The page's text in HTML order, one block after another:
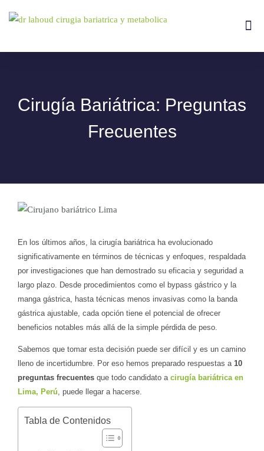
Cirugía Bariátrica: Preguntas
Frecuentes
En los últimos años, la cirugía bariátrica ha evolucionado
significativamente en términos de técnicas y enfoques, respaldada
por investigaciones que han demostrado su eficacia y seguridad a
largo plazo. Desde procedimientos como el bypass gástrico y la
manga gástrica, hasta técnicas menos invasivas como la banda
gástrica ajustable, cada opción tiene el potencial de ofrecer
beneficios notables más allá de la simple pérdida de peso.
Sabemos que tomar esta decisión puede ser difícil y es un camino
lleno de incertidumbre. Por eso hemos preparado respuestas a 10
preguntas frecuentes que todo candidato acirugía bariátrica en
Lima, Perú, puede llegar a hacerse.
Tabla de Contenidos